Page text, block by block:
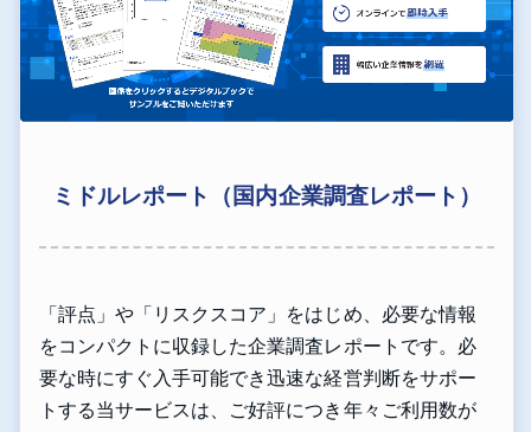
ミドルレポート（国内企業調査レポート）
「評点」や「リスクスコア」をはじめ、必要な情報
をコンパクトに収録した企業調査レポートです。必
要な時にすぐ入手可能でき迅速な経営判断をサポー
トする当サービスは、ご好評につき年々ご利用数が